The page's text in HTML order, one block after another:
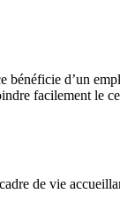
d’un
facilement le
de vie